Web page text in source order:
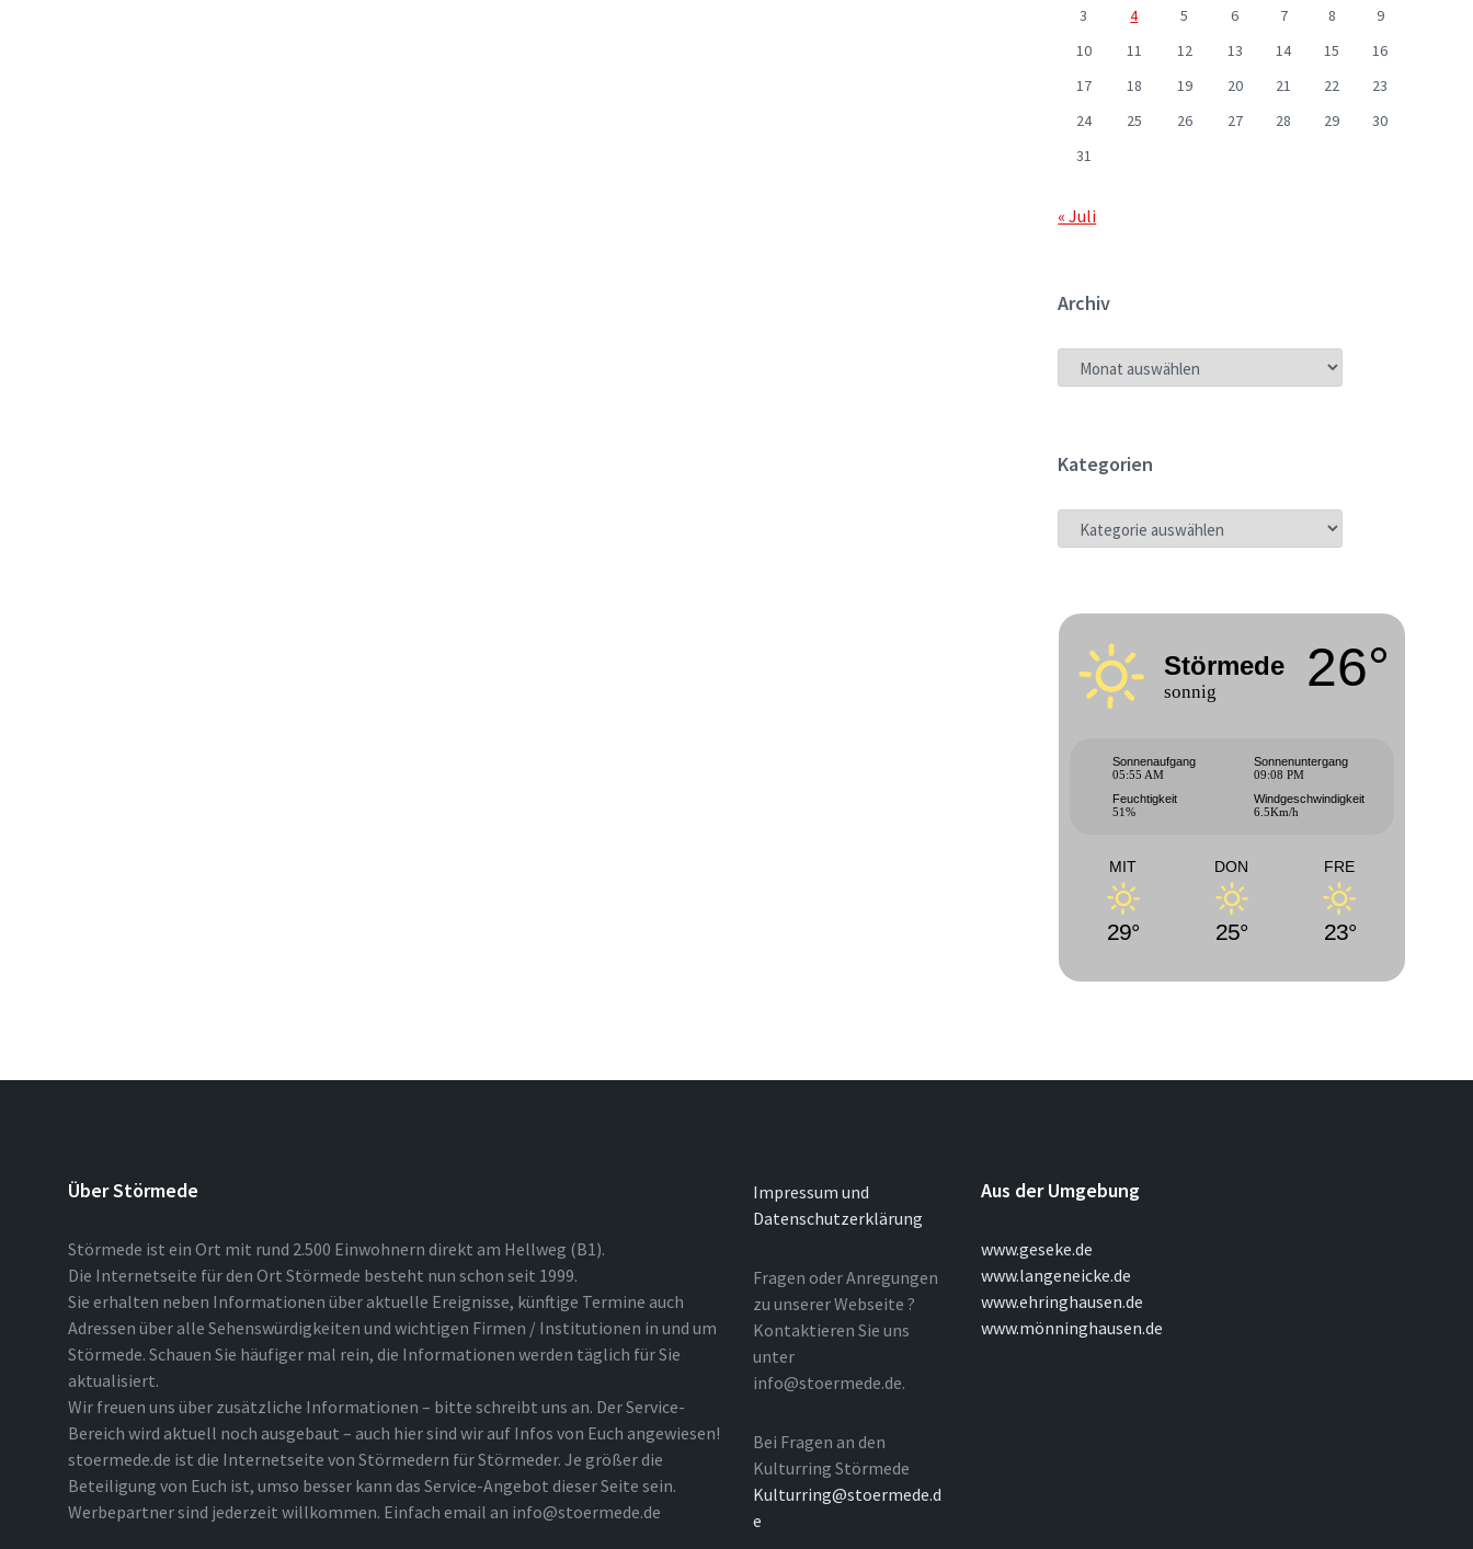
3
4 5 6 7 8
9
10
11 12 13 14 15
16
17
18 19 20 21 22
23
24
25 26 27 28 29
30
31
« Juli
Archiv
ARCHIV
Kategorien
KATEGORIEN
Störmede
sonnig 26°
Sonnenaufgang
05:55 AM
Sonnenuntergang
09:08 PM
Feuchtigkeit
51%
Windgeschwindigkeit
6.5Km/h
MIT
29°
DON
25°
FRE
23°
Über Störmede
Störmede ist ein Ort mit rund 2.500 Einwohnern direkt am Hellweg (B1).
Die Internetseite für den Ort Störmede besteht nun schon seit 1999.
Sie erhalten neben Informationen über aktuelle Ereignisse, künftige Termine auch
Adressen über alle Sehenswürdigkeiten und wichtigen Firmen / Institutionen in und um
Störmede. Schauen Sie häufiger mal rein, die Informationen werden täglich für Sie
aktualisiert.
Wir freuen uns über zusätzliche Informationen – bitte schreibt uns an. Der Service-
Bereich wird aktuell noch ausgebaut – auch hier sind wir auf Infos von Euch angewiesen!
stoermede.de ist die Internetseite von Störmedern für Störmeder. Je größer die
Beteiligung von Euch ist, umso besser kann das Service-Angebot dieser Seite sein.
Werbepartner sind jederzeit willkommen. Einfach email an info@stoermede.de
Impressum und
Datenschutzerklärung
Fragen oder Anregungen
zu unserer Webseite ?
Kontaktieren Sie uns
unter
info@stoermede.de.
Bei Fragen an den
Kulturring Störmede
Kulturring@stoermede.d
e
Aus der Umgebung
www.geseke.de
www.langeneicke.de
www.ehringhausen.de
www.mönninghausen.de